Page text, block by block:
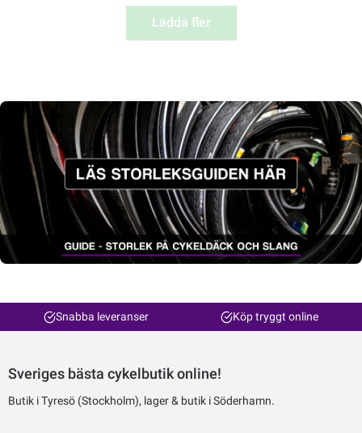
Ladda fler
Snabba leveranser Köp tryggt online
Sveriges bästa cykelbutik online!
Butik i Tyresö (Stockholm), lager & butik i Söderhamn.